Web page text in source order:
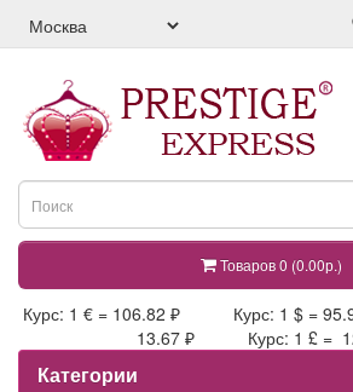
Товаров 0 (0.00р.)
Курс: 1 € = 106.82 ₽ Курс: 1 $ =
13.67 ₽ Курс: 1 £ =
Категории